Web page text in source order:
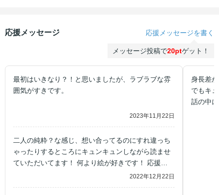
応援メッセージ 応援メッセージを書く
メッセージ投稿で20ptゲット！
最初はいきなり？！と思いましたが、ラブラブな雰
囲気がすきです。
2023年11月22日
二人の純粋？な感じ、想い合ってるのにすれ違っち
ゃったりするところにキュンキュンしながら読ませ
ていただいてます！ 何より絵が好きです！ 応援し
2022年12月22日
身長差
でもキ
話の中